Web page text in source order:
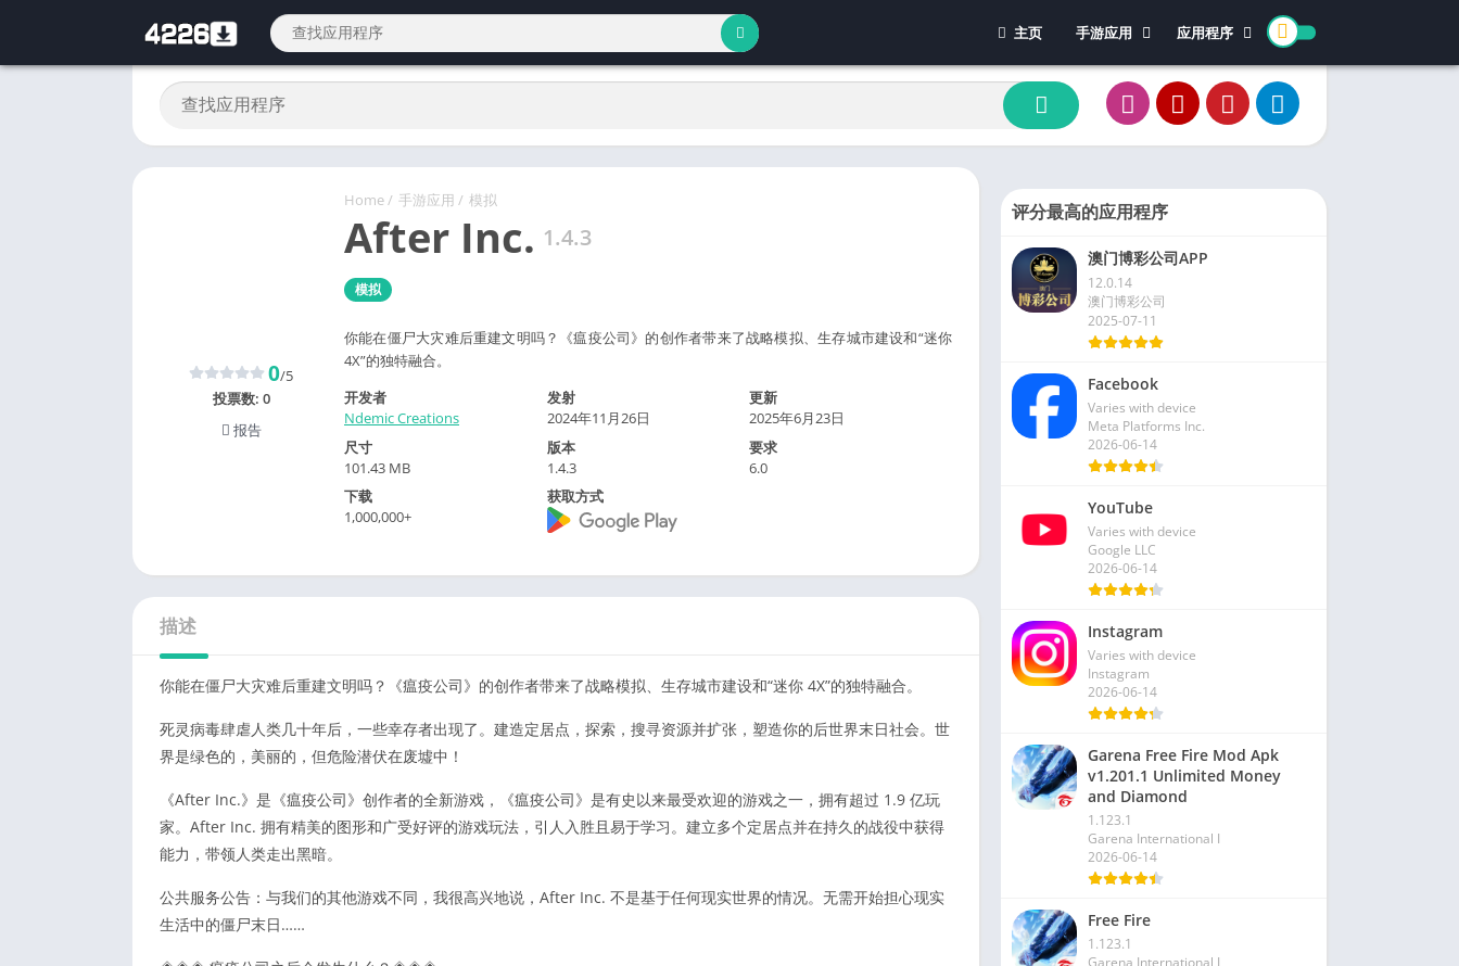
主页
手游应用
休闲游戏
冒险游戏
教育游戏
角色扮演
文字游戏
竞速游戏
策略游戏
应用程序
体育
办公
Home/ 手游应用 / 模拟
After Inc. 1.4.3
模拟
你能在僵尸大灾难后重建文明吗？《瘟疫公司》的创作者带来了战略模拟、生存城市建设和“迷你
4X”的独特融合。
0/5
投票数: 0
报告
开发者
Ndemic Creations
发射
2024年11月26日
更新
2025年6月23日
尺寸
101.43 MB
版本
1.4.3
要求
6.0
下载
1,000,000+
获取方式
描述
你能在僵尸大灾难后重建文明吗？《瘟疫公司》的创作者带来了战略模拟、生存城市建设和“迷你 4X”的独特融合。
死灵病毒肆虐人类几十年后，一些幸存者出现了。建造定居点，探索，搜寻资源并扩张，塑造你的后世界末日社会。世
界是绿色的，美丽的，但危险潜伏在废墟中！
《After Inc.》是《瘟疫公司》创作者的全新游戏，《瘟疫公司》是有史以来最受欢迎的游戏之一，拥有超过 1.9 亿玩
家。After Inc. 拥有精美的图形和广受好评的游戏玩法，引人入胜且易于学习。建立多个定居点并在持久的战役中获得
能力，带领人类走出黑暗。
公共服务公告：与我们的其他游戏不同，我很高兴地说，After Inc. 不是基于任何现实世界的情况。无需开始担心现实
生活中的僵尸末日……
评分最高的应用程序
澳门博彩公司APP
12.0.14
澳门博彩公司
2025-07-11
Facebook
Varies with device
Meta Platforms Inc.
2026-06-14
YouTube
Varies with device
Google LLC
2026-06-14
Instagram
Varies with device
Instagram
2026-06-14
Garena Free Fire Mod Apk
v1.201.1 Unlimited Money
and Diamond
1.123.1
Garena International I
2026-06-14
Free Fire
1.123.1
Garena International I